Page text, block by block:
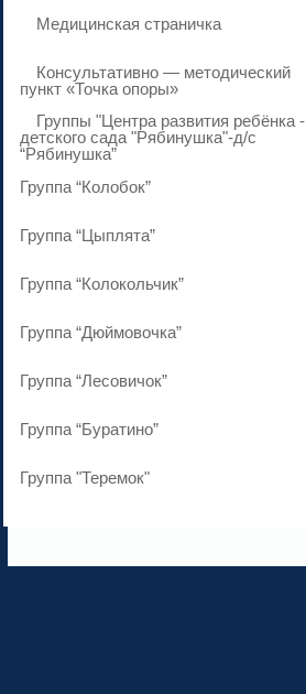
Медицинская страничка
Консультативно — методический
пункт «Точка опоры»
Группы "Центра развития ребёнка -
детского сада "Рябинушка"-д/с
“Рябинушка”
Группа “Колобок”
Группа “Цыплята”
Группа “Колокольчик”
Группа “Дюймовочка”
Группа “Лесовичок”
Группа “Буратино”
Группа "Теремок"